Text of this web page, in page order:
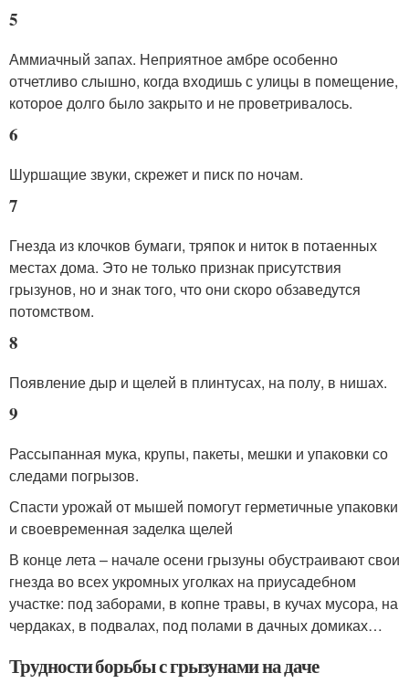
5
Аммиачный запах. Неприятное амбре особенно
отчетливо слышно, когда входишь с улицы в помещение,
которое долго было закрыто и не проветривалось.
6
Шуршащие звуки, скрежет и писк по ночам.
7
Гнезда из клочков бумаги, тряпок и ниток в потаенных
местах дома. Это не только признак присутствия
грызунов, но и знак того, что они скоро обзаведутся
потомством.
8
Появление дыр и щелей в плинтусах, на полу, в нишах.
9
Рассыпанная мука, крупы, пакеты, мешки и упаковки со
следами погрызов.
Спасти урожай от мышей помогут герметичные упаковки
и своевременная заделка щелей
В конце лета – начале осени грызуны обустраивают свои
гнезда во всех укромных уголках на приусадебном
участке: под заборами, в копне травы, в кучах мусора, на
чердаках, в подвалах, под полами в дачных домиках…
Трудности борьбы с грызунами на даче